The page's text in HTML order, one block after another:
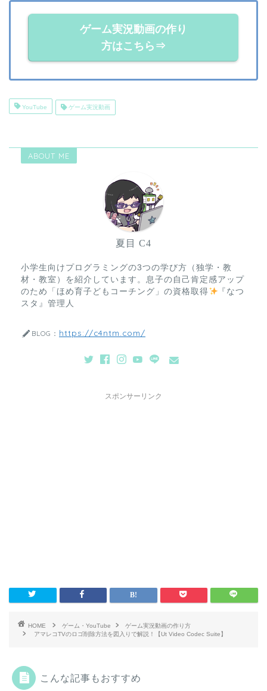
ゲーム実況動画の作り
方はこちら⇒
YouTube ゲーム実況動画
ABOUT ME
夏目 C4
小学生向けプログラミングの3つの学び方（独学・教
材・教室）を紹介しています。息子の自己肯定感アップ
のため「ほめ育子どもコーチング」の資格取得
『なつ
スタ』管理人
BLOG： https://c4ntm.com/
スポンサーリンク
HOME ゲーム・YouTube
ゲーム実況動画の作り方
アマレコTVのロゴ削除方法を図入りで解説！【Ut Video Codec Suite】
こんな記事もおすすめ